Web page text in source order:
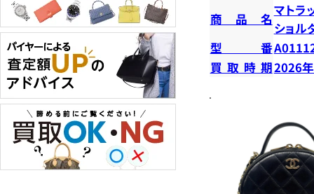
商品名
マトラ
ショ
型番
買取時期2026